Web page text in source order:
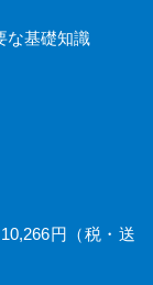
な基礎知識
円（税・送